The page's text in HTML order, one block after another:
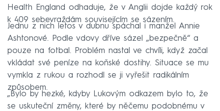
Health England odhaduje, že v Anglii dojde každý rok
k 409 sebevraždám souvisejícím se sázením.
Jednu z nich letos v dubnu spáchal i manžel Annie
Ashtonové. Podle vdovy dříve sázel „bezpečně“ a
pouze na fotbal. Problém nastal ve chvíli, když začal
vkládat své peníze na koňské dostihy. Situace se mu
vymkla z rukou a rozhodl se ji vyřešit radikálním
způsobem.
„Bylo by hezké, kdyby Lukovým odkazem bylo to, že
se uskuteční změny, které by něčemu podobnému v